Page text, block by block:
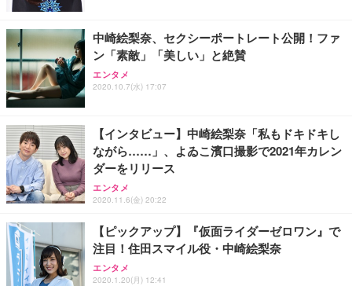
中崎絵梨奈、セクシーポートレート公開！ファ
ン「素敵」「美しい」と絶賛
エンタメ
2020.10.7(水) 17:07
【インタビュー】中崎絵梨奈「私もドキドキし
ながら……」、よゐこ濱口撮影で2021年カレン
ダーをリリース
エンタメ
2020.11.6(金) 20:22
【ピックアップ】『仮面ライダーゼロワン』で
注目！住田スマイル役・中崎絵梨奈
エンタメ
2020.1.20(月) 12:41